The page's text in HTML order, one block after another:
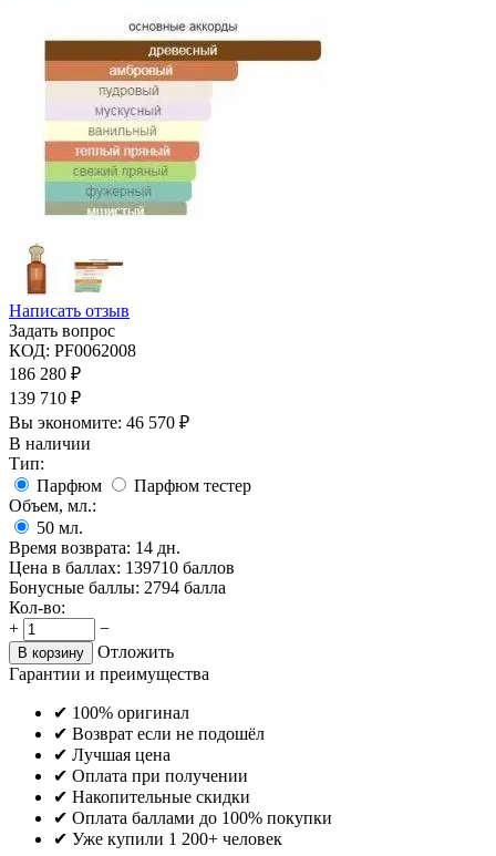
Написать отзыв
Задать вопрос
КОД: PF0062008
186 280 ₽
139 710 ₽
Вы экономите: 46 570 ₽
В наличии
Тип:
Парфюм
Парфюм тестер
Объем, мл.:
50 мл.
Время возврата: 14 дн.
Цена в баллах: 139710 баллов
Бонусные баллы: 2794 балла
Кол-во:
+
−
В корзину
Отложить
Гарантии и преимущества
✔ 100% оригинал
✔ Возврат если не подошёл
✔ Лучшая цена
✔ Оплата при получении
✔ Накопительные скидки
✔ Оплата баллами до 100% покупки
✔ Уже купили 1 200+ человек